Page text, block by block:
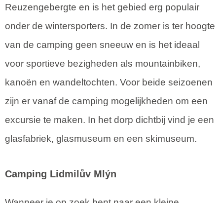
Reuzengebergte en is het gebied erg populair
onder de wintersporters. In de zomer is ter hoogte
van de camping geen sneeuw en is het ideaal
voor sportieve bezigheden als mountainbiken,
kanoën en wandeltochten. Voor beide seizoenen
zijn er vanaf de camping mogelijkheden om een
excursie te maken. In het dorp dichtbij vind je een
glasfabriek, glasmuseum en een skimuseum.
Camping Lidmilův Mlýn